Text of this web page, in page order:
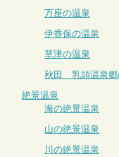
万座の温泉
伊香保の温泉
草津の温泉
秋田 乳頭温泉郷
絶景温泉
海の絶景温泉
山の絶景温泉
川の絶景温泉